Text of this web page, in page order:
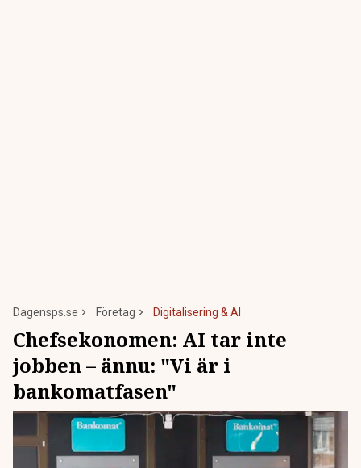
Dagensps.se Företag Digitalisering & AI
Chefsekonomen: AI tar inte
jobben – ännu: "Vi är i
bankomatfasen"